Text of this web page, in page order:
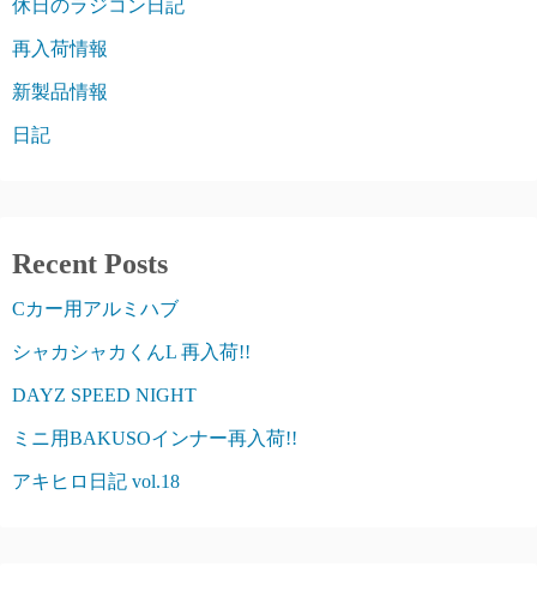
休日のラジコン日記
再入荷情報
新製品情報
日記
Recent Posts
Cカー用アルミハブ
シャカシャカくんL 再入荷!!
DAYZ SPEED NIGHT
ミニ用BAKUSOインナー再入荷!!
アキヒロ日記 vol.18